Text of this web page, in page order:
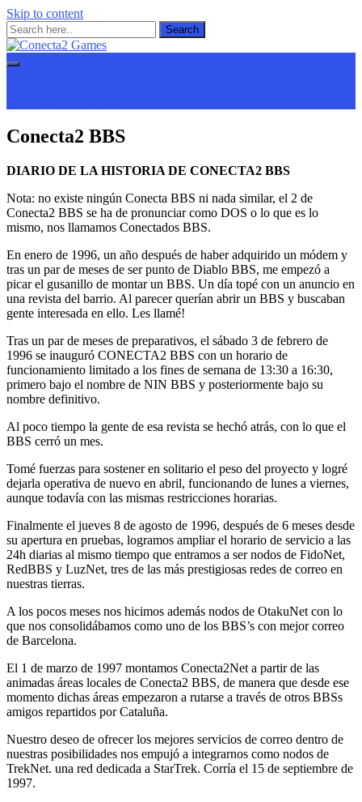
Skip to content
Conecta2 BBS
DIARIO DE LA HISTORIA DE CONECTA2 BBS
Nota: no existe ningún Conecta BBS ni nada similar, el 2 de
Conecta2 BBS se ha de pronunciar como DOS o lo que es lo
mismo, nos llamamos Conectados BBS.
En enero de 1996, un año después de haber adquirido un módem y
tras un par de meses de ser punto de Diablo BBS, me empezó a
picar el gusanillo de montar un BBS. Un día topé con un anuncio en
una revista del barrio. Al parecer querían abrir un BBS y buscaban
gente interesada en ello. Les llamé!
Tras un par de meses de preparativos, el sábado 3 de febrero de
1996 se inauguró CONECTA2 BBS con un horario de
funcionamiento limitado a los fines de semana de 13:30 a 16:30,
primero bajo el nombre de NIN BBS y posteriormente bajo su
nombre definitivo.
Al poco tiempo la gente de esa revista se hechó atrás, con lo que el
BBS cerró un mes.
Tomé fuerzas para sostener en solitario el peso del proyecto y logré
dejarla operativa de nuevo en abril, funcionando de lunes a viernes,
aunque todavía con las mismas restricciones horarias.
Finalmente el jueves 8 de agosto de 1996, después de 6 meses desde
su apertura en pruebas, logramos ampliar el horario de servicio a las
24h diarias al mismo tiempo que entramos a ser nodos de FidoNet,
RedBBS y LuzNet, tres de las más prestigiosas redes de correo en
nuestras tierras.
A los pocos meses nos hicimos además nodos de OtakuNet con lo
que nos consolidábamos como uno de los BBS’s con mejor correo
de Barcelona.
El 1 de marzo de 1997 montamos Conecta2Net a partir de las
animadas áreas locales de Conecta2 BBS, de manera que desde ese
momento dichas áreas empezaron a rutarse a través de otros BBSs
amigos repartidos por Cataluña.
Nuestro deseo de ofrecer los mejores servicios de correo dentro de
nuestras posibilidades nos empujó a integrarnos como nodos de
TrekNet. una red dedicada a StarTrek. Corría el 15 de septiembre de
1997.